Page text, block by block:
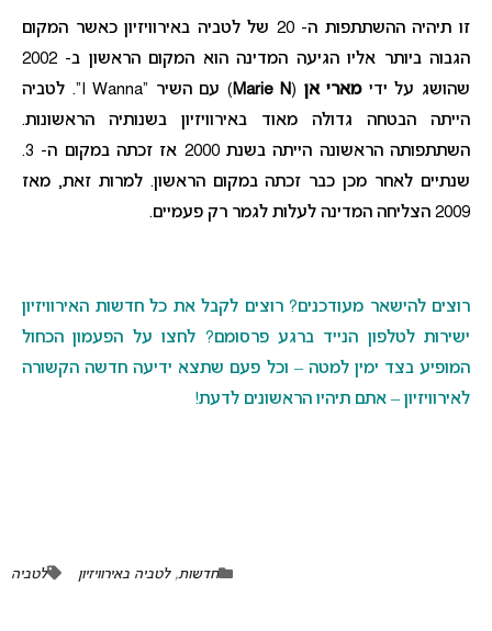
זו תיהיה ההשתתפות ה- 20 של לטביה באירוויזיון כאשר המקום
הגבוה ביותר אליו הגיעה המדינה הוא המקום הראשון ב- 2002
שהושג על ידימארי אן (
Marie N
) עם השיר “I Wanna”. לטביה
הייתה הבטחה גדולה מאוד באירוויזיון בשנותיה הראשונות.
השתתפותה הראשונה הייתה בשנת 2000 אז זכתה במקום ה- 3.
שנתיים לאחר מכן כבר זכתה במקום הראשון. למרות זאת, מאז
2009 הצליחה המדינה לעלות לגמר רק פעמיים.
רוצים להישאר מעודכנים? רוצים לקבל את כל חדשות האירוויזיון
ישירות לטלפון הנייד ברגע פרסומם? לחצו על הפעמון הכחול
המופיע בצד ימין למטה – וכל פעם שתצא ידיעה חדשה הקשורה
לאירוויזיון – אתם תיהיו הראשונים לדעת!
חדשות,לטביה באירוויזיון לטביה